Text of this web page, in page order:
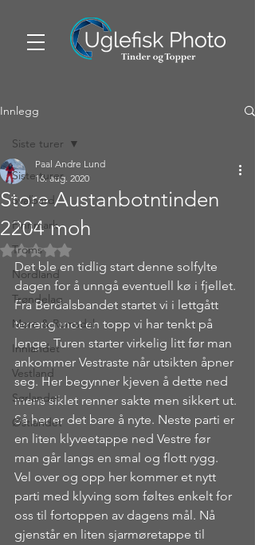
Innlegg
Siste turer
Svalbard
Finnmark
Troms
Nordland
Trøndelag
Møre & Romsdal
Innlandet
Vestland
Sørlandet
Østlandet
Siste turer
Store Austanbotntinden
2204 moh
Paal Andre Lund
16. aug. 2020
Gitt NaN av 5 stjerner.
Det ble en tidlig start denne solfylte
dagen for å unngå eventuell kø i fjellet.
Fra Berdalsbandet startet vi i lettgått
terreng mot en topp vi har tenkt på
lenge. Turen starter virkelig litt før man
ankommer Vestraste når utsikten åpner
seg. Her begynner kjeven å dette ned
mens siklet renner sakte men sikkert ut.
Så her er det bare å nyte. Neste parti er
en liten klyveetappe ned Vestre før
man går langs en smal og flott rygg.
Vel over og opp her kommer et nytt
parti med klyving som føltes enkelt for
oss til fortoppen av dagens mål. Nå
gjenstår en liten sjarmøretappe til